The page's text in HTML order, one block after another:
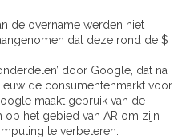
de overname werden niet
dat deze rond de $
door Google, dat na
de consumentenmarkt voor
maakt gebruik van de
op het gebied van AR om zijn
te verbeteren.